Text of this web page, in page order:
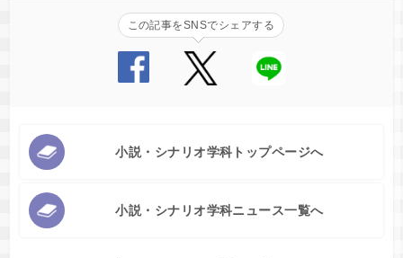
この記事をSNSでシェアする
小説・シナリオ学科トップページへ
小説・シナリオ学科ニュース一覧へ